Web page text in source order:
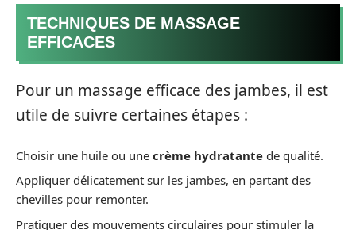
TECHNIQUES DE MASSAGE
EFFICACES
Pour un massage efficace des jambes, il est
utile de suivre certaines étapes :
Choisir une huile ou une crème hydratante de qualité.
Appliquer délicatement sur les jambes, en partant des
chevilles pour remonter.
Pratiquer des mouvements circulaires pour stimuler la